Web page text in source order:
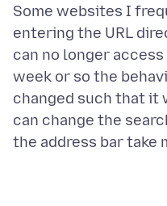
Some websites I
entering the URL
can no longer
week or so the
changed such that it
can change the